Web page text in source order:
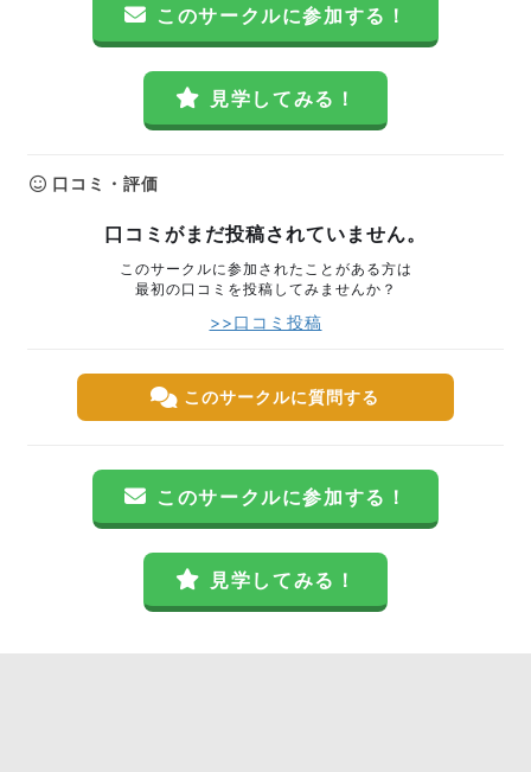
このサークルに参加する！
見学してみる！
口コミ・評価
口コミがまだ投稿されていません。
このサークルに参加されたことがある方は
最初の口コミを投稿してみませんか？
>>口コミ投稿
このサークルに質問する
このサークルに参加する！
見学してみる！